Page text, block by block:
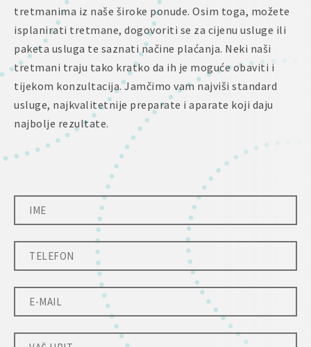
tretmanima iz naše široke ponude. Osim toga, možete
isplanirati tretmane, dogovoriti se za cijenu usluge ili
paketa usluga te saznati načine plaćanja. Neki naši
tretmani traju tako kratko da ih je moguće obaviti i
tijekom konzultacija. Jamčimo vam najviši standard
usluge, najkvalitetnije preparate i aparate koji daju
najbolje rezultate.